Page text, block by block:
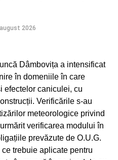
2026
Dâmbovița a intensificat
în domeniile în care
efectelor caniculei, cu
Verificările s-au
meteorologice privind
verificarea modului în
prevăzute de O.U.G.
trebuie aplicate pentru